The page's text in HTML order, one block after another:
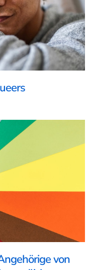
von